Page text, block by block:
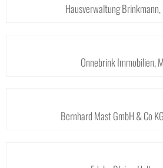
Hausverwaltung
Onnebrink Immobilien,
Bernhard Mast GmbH & Co